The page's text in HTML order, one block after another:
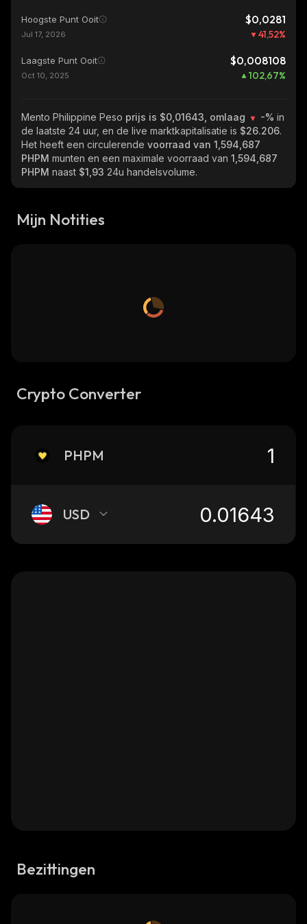
Hoogste Punt Ooit $0,0281
Jul 17, 2026 41,52%
Laagste Punt Ooit $0,008108
Oct 10, 2025 102,67%
Mento Philippine Peso prijs is $0,01643, omlaag -% in
de laatste 24 uur, en de live marktkapitalisatie is $26.206.
Het heeft een circulerende voorraad van 1,594,687
PHPM munten en een maximale voorraad van 1,594,687
PHPM naast $1,93 24u handelsvolume.
Mijn Notities
Crypto Converter
PHPM
USD
Bezittingen